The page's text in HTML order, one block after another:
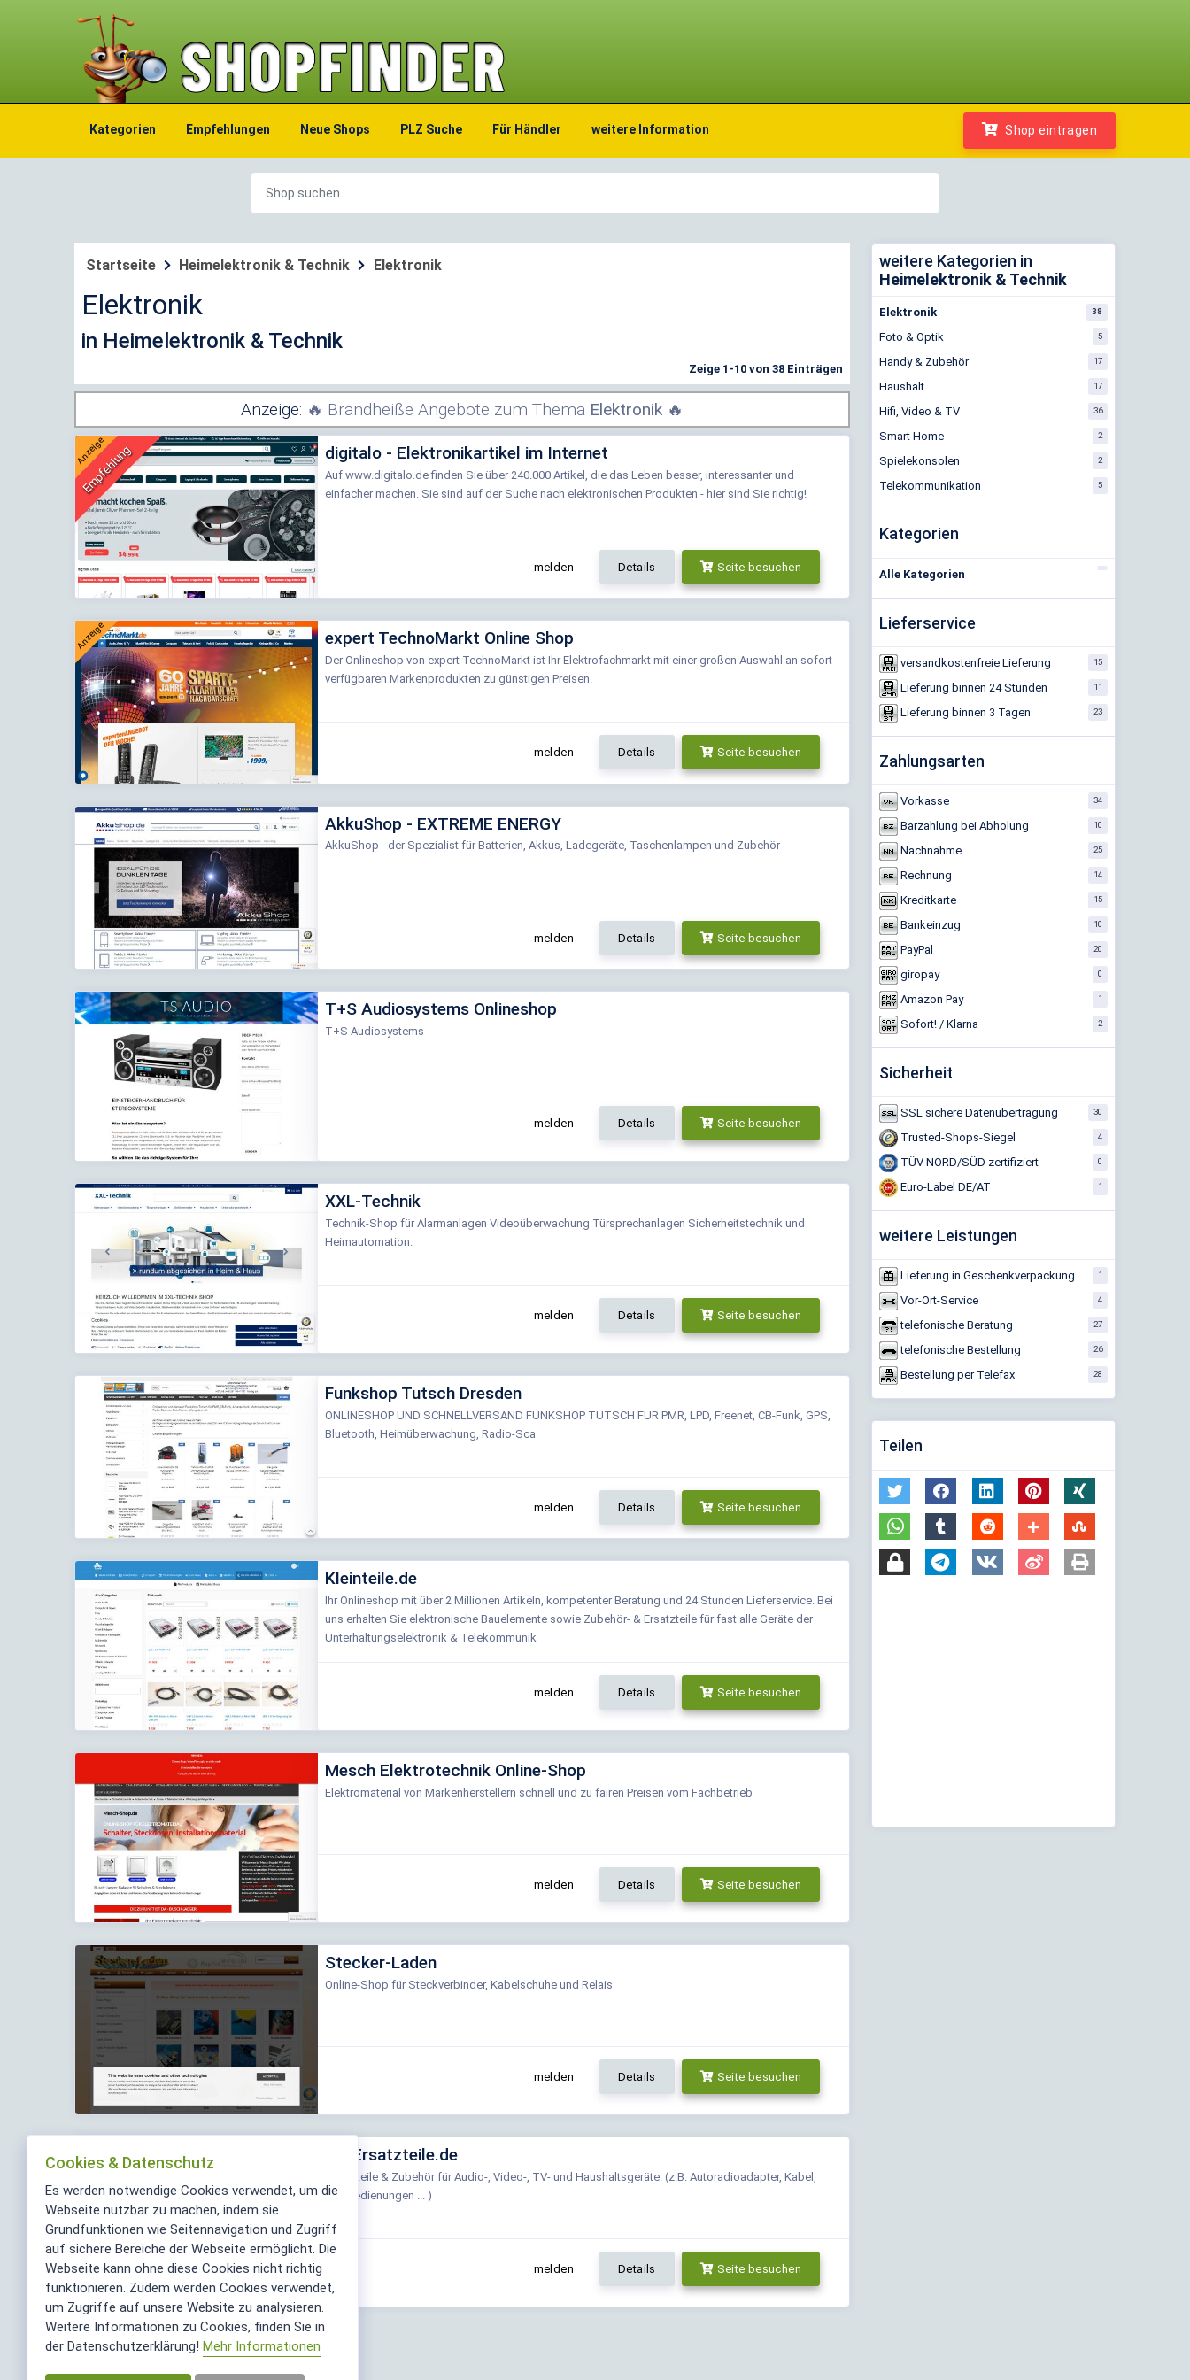
Kategorien Empfehlungen Neue Shops PLZ Suche Für Händler weitere Information Shop eintragen
Startseite Heimelektronik & Technik Elektronik
Elektronik
in Heimelektronik & Technik
Zeige 1-10 von 38 Einträgen
Anzeige: 🔥 Brandheiße Angebote zum Thema Elektronik 🔥
Anzeige
Empfehlung digitalo - Elektronikartikel im Internet
Auf www.digitalo.de finden Sie über 240.000 Artikel, die das Leben besser, interessanter und
einfacher machen. Sie sind auf der Suche nach elektronischen Produkten - hier sind Sie richtig!
melden Details Seite besuchen
Anzeige expert TechnoMarkt Online Shop
Der Onlineshop von expert TechnoMarkt ist Ihr Elektrofachmarkt mit einer großen Auswahl an sofort
verfügbaren Markenprodukten zu günstigen Preisen.
melden Details Seite besuchen
AkkuShop - EXTREME ENERGY
AkkuShop - der Spezialist für Batterien, Akkus, Ladegeräte, Taschenlampen und Zubehör
melden Details Seite besuchen
T+S Audiosystems Onlineshop
T+S Audiosystems
melden Details Seite besuchen
XXL-Technik
Technik-Shop für Alarmanlagen Videoüberwachung Türsprechanlagen Sicherheitstechnik und
Heimautomation.
melden Details Seite besuchen
Funkshop Tutsch Dresden
ONLINESHOP UND SCHNELLVERSAND FUNKSHOP TUTSCH FÜR PMR, LPD, Freenet, CB-Funk, GPS,
Bluetooth, Heimüberwachung, Radio-Sca
melden Details Seite besuchen
Kleinteile.de
Ihr Onlineshop mit über 2 Millionen Artikeln, kompetenter Beratung und 24 Stunden Lieferservice. Bei
uns erhalten Sie elektronische Bauelemente sowie Zubehör- & Ersatzteile für fast alle Geräte der
Unterhaltungselektronik & Telekommunik
melden Details Seite besuchen
Mesch Elektrotechnik Online-Shop
Elektromaterial von Markenherstellern schnell und zu fairen Preisen vom Fachbetrieb
melden Details Seite besuchen
Stecker-Laden
Online-Shop für Steckverbinder, Kabelschuhe und Relais
melden Details Seite besuchen
TV-Ersatzteile.de
Ersatzteile & Zubehör für Audio-, Video-, TV- und Haushaltsgeräte. (z.B. Autoradioadapter, Kabel,
Fernbedienungen ... )
melden Details Seite besuchen
<< 1 2 3 4 >>
weitere Kategorien in
Heimelektronik & Technik
Elektronik 38
Foto & Optik 5
Handy & Zubehör 17
Haushalt 17
Hifi, Video & TV 36
Smart Home 2
Spielekonsolen 2
Telekommunikation 5
Kategorien
Alle Kategorien
Lieferservice
versandkostenfreie Lieferung 15
Lieferung binnen 24 Stunden 11
Lieferung binnen 3 Tagen 23
Zahlungsarten
Vorkasse 34
Barzahlung bei Abholung 10
Nachnahme 25
Rechnung 14
Kreditkarte 15
Bankeinzug 10
PayPal 20
giropay 0
Amazon Pay 1
Sofort! / Klarna 2
Sicherheit
SSL sichere Datenübertragung 30
Trusted-Shops-Siegel 4
TÜV NORD/SÜD zertifiziert 0
Euro-Label DE/AT 1
weitere Leistungen
Lieferung in Geschenkverpackung 1
Vor-Ort-Service 4
telefonische Beratung 27
telefonische Bestellung 26
Bestellung per Telefax 28
Teilen
Cookies & Datenschutz
Es werden notwendige Cookies verwendet, um die
Webseite nutzbar zu machen, indem sie
Grundfunktionen wie Seitennavigation und Zugriff
auf sichere Bereiche der Webseite ermöglicht. Die
Webseite kann ohne diese Cookies nicht richtig
funktionieren. Zudem werden Cookies verwendet,
um Zugriffe auf unsere Website zu analysieren.
Weitere Informationen zu Cookies, finden Sie in
der Datenschutzerklärung! Mehr Informationen